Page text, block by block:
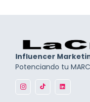
Influencer
Potenciando tu